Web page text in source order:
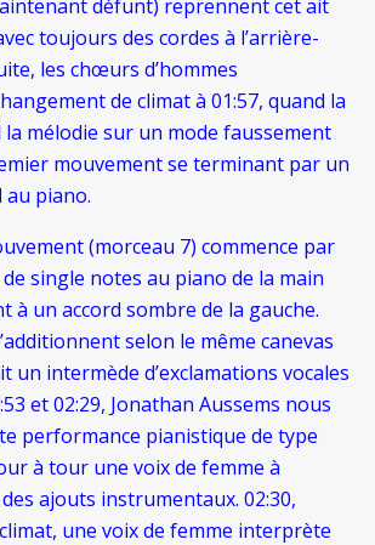
défunt) reprennent cet ait
toujours des cordes à l’arrière-
les chœurs d’hommes
de climat à 01:57, quand la
mélodie sur un mode faussement
mouvement se terminant par un
au piano.
(morceau 7) commence par
single notes au piano de la main
à un accord sombre de la gauche.
selon le même canevas
un intermède d’exclamations vocales
et 02:29, Jonathan Aussems nous
performance pianistique de type
à tour une voix de femme à
ajouts instrumentaux. 02:30,
une voix de femme interprète